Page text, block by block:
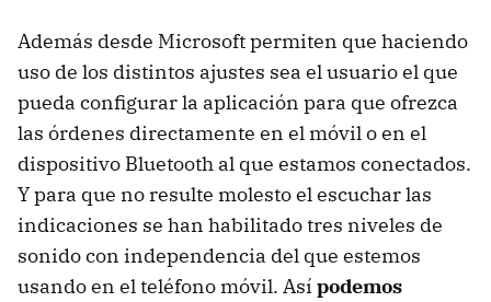
Además desde Microsoft permiten que haciendo
uso de los distintos ajustes sea el usuario el que
pueda configurar la aplicación para que ofrezca
las órdenes directamente en el móvil o en el
dispositivo Bluetooth al que estamos conectados.
Y para que no resulte molesto el escuchar las
indicaciones se han habilitado tres niveles de
sonido con independencia del que estemos
usando en el teléfono móvil. Así podemos